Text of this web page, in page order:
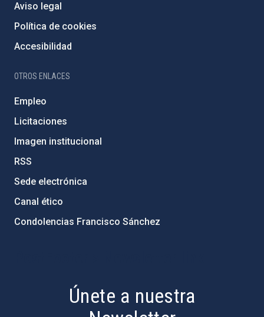
Aviso legal
Política de cookies
Accesibilidad
OTROS ENLACES
Empleo
Licitaciones
Imagen institucional
RSS
Sede electrónica
Canal ético
Condolencias Francisco Sánchez
Únete a nuestra